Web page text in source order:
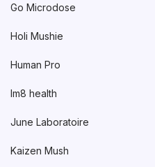
Go Microdose
Holi Mushie
Human Pro
Im8 health
June Laboratoire
Kaizen Mush